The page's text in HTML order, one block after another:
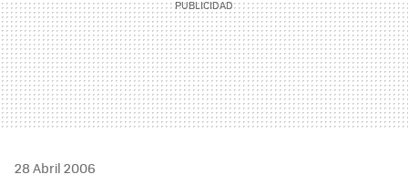
28 Abril 2006